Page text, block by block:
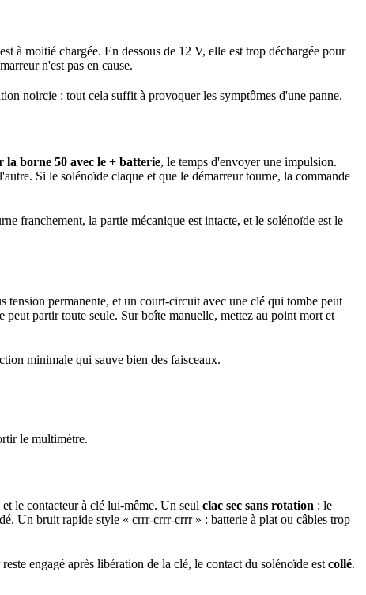
à moitié chargée. En dessous de 12 V, elle est trop déchargée pour
n'est pas en cause.
noircie : tout cela suffit à provoquer les symptômes d'une panne.
la borne 50 avec le + batterie, le temps d'envoyer une impulsion.
Si le solénoïde claque et que le démarreur tourne, la commande
franchement, la partie mécanique est intacte, et le solénoïde est le
tension permanente, et un court-circuit avec une clé qui tombe peut
partir toute seule. Sur boîte manuelle, mettez au point mort et
minimale qui sauve bien des faisceaux.
le multimètre.
le contacteur à clé lui-même. Un seul clac sec sans rotation : le
Un bruit rapide style « crrr-crrr-crrr » : batterie à plat ou câbles trop
engagé après libération de la clé, le contact du solénoïde est collé.